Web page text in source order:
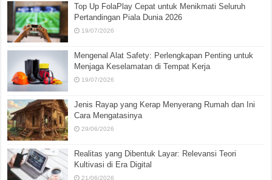
Top Up FolaPlay Cepat untuk Menikmati Seluruh
Pertandingan Piala Dunia 2026
19/07/2026
Mengenal Alat Safety: Perlengkapan Penting untuk
Menjaga Keselamatan di Tempat Kerja
19/07/2026
Jenis Rayap yang Kerap Menyerang Rumah dan Ini
Cara Mengatasinya
29/06/2026
Realitas yang Dibentuk Layar: Relevansi Teori
Kultivasi di Era Digital
21/06/2026